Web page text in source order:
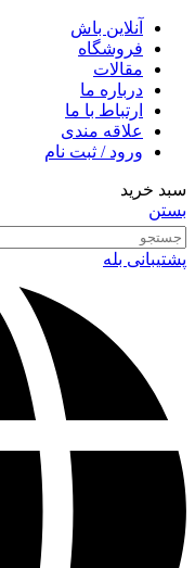
آنلاین باش
فروشگاه
مقالات
درباره ما
ارتباط با ما
علاقه مندی
ورود / ثبت نام
سبد خرید
بستن
پشتیبانی بله